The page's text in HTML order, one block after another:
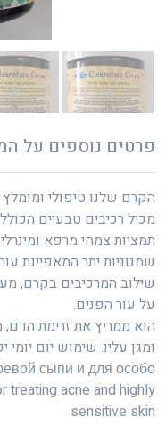
פרטים נוספים על
הקרם שלנו טיפולי
מכיל רכיבים טבעיים
תמציות צמחי מרפא
שמנוניות יתר המאפיינת
שילוב המרכיבים בקרם,
על עור הפנים.
הוא ממריץ את זרימת הדם,
ומגן עליו. שימוש יום יומי
сыпи и для особо
treating acne and highly
sensitive skin